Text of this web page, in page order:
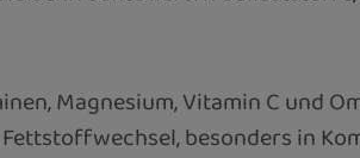
Magnesium, Vitamin C und
besonders in